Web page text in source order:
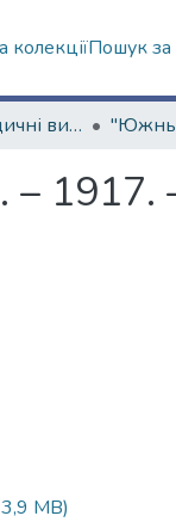
колекціїПошук за
Харківські періодичні видання
1917.
MB)